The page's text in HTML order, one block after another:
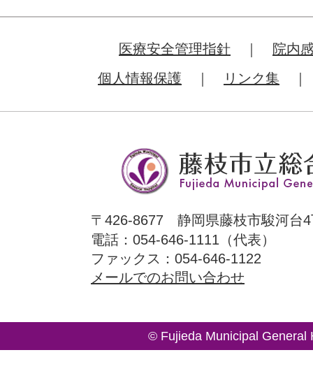
医療安全管理指針
院内
個人情報保護
リンク集
〒426-8677 静岡県藤枝市駿河台4
電話：054-646-1111（代表）
ファックス：054-646-1122
メールでのお問い合わせ
© Fujieda Municipal General